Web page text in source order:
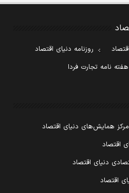
روزنامه دنیای اقتصاد
هفته نامه تجارت فردا
مرکز همایش‌های دنیای اقتصاد
اقتصاد
دنیای اقتصاد
اقتصاد